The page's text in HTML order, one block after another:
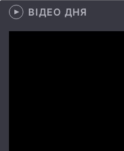
ВІДЕО ДНЯ